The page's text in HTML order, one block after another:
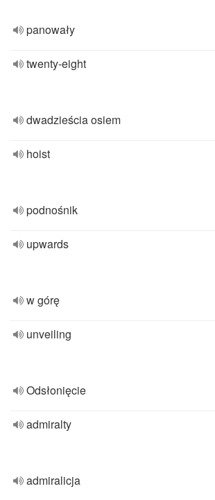
panowały
twenty-eight
dwadzieścia osiem
hoist
podnośnik
upwards
w górę
unveiling
Odsłonięcie
admiralty
admiralicja